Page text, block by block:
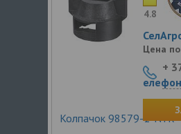
Колпачок 98579-1-NYR
4.8
Цена
+